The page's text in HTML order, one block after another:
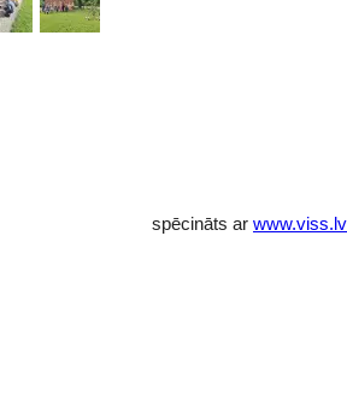
spēcināts ar www.viss.lv